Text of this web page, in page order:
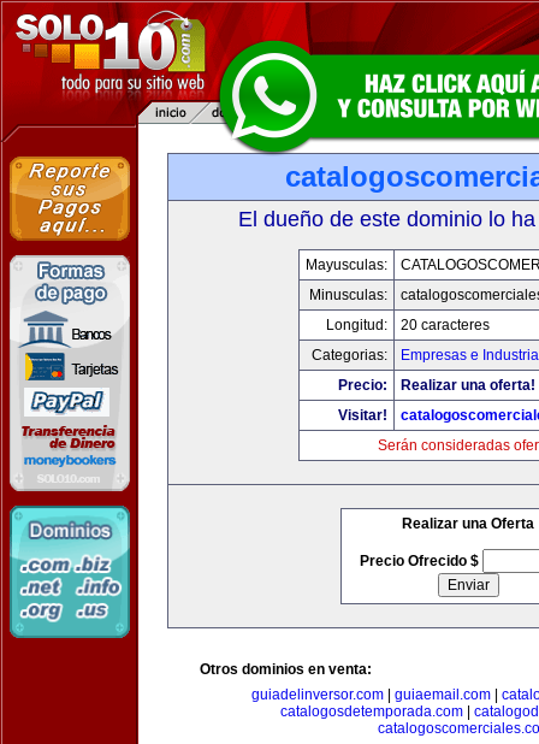
El dueño de este dominio lo
Mayusculas:
Minusculas:
Longitud:
20 caracteres
Categorias:
Empresas e
Precio:
Realizar una oferta!
Visitar!
Serán consideradas
Realizar una Oferta
Precio Ofrecido $
Otros dominios en venta:
guiadelinversor.com| guiaemail.com|
catalogosdetemporada.com|